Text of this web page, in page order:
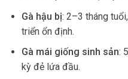
Gà hậu bị: 2–3 tháng
triển ổn định.
Gà mái giống sinh sản:
kỳ đẻ lứa đầu.